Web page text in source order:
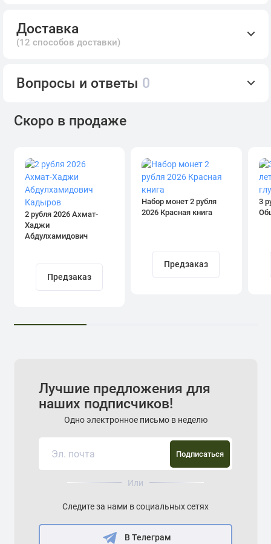
Доставка
(12 способов доставки)
Вопросы и ответы 0
Скоро в продаже
2 рубля 2026 Ахмат-
Хаджи
Абдулхамидович
Предзаказ
Набор монет 2 рубля
2026 Красная книга
Предзаказ
3
Лучшие предложения для
наших подписчиков!
Одно электронное письмо в неделю
Подписаться
Или
Следите за нами в социальных сетях
В Телеграм